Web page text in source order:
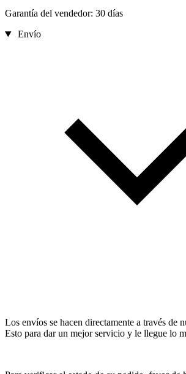
Garantía del vendedor: 30 días
Envío
Los envíos se hacen directamente a través de
Esto para dar un mejor servicio y le llegue lo